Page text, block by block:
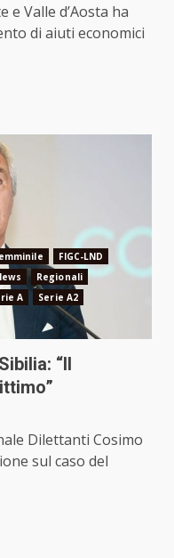
e Valle d’Aosta ha
di aiuti economici
FIGC-LND
Regionali
A
Serie A2
“Il
Dilettanti Cosimo
sul caso del